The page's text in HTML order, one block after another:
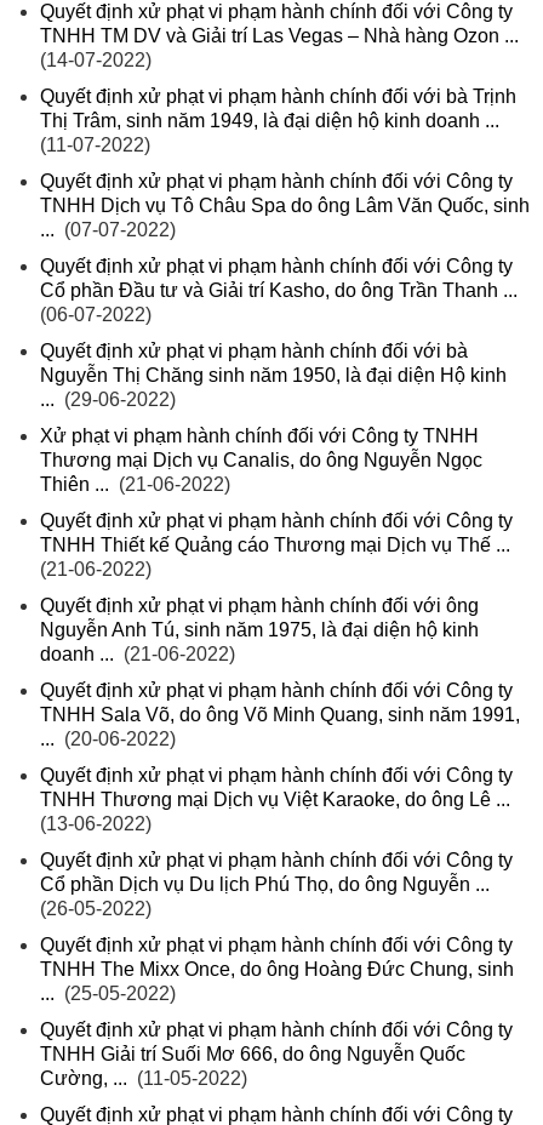
Quyết định xử phạt vi phạm hành chính đối với Công ty
TNHH TM DV và Giải trí Las Vegas – Nhà hàng Ozon ...
(14-07-2022)
Quyết định xử phạt vi phạm hành chính đối với bà Trịnh
Thị Trâm, sinh năm 1949, là đại diện hộ kinh doanh ...
(11-07-2022)
Quyết định xử phạt vi phạm hành chính đối với Công ty
TNHH Dịch vụ Tô Châu Spa do ông Lâm Văn Quốc, sinh
... (07-07-2022)
Quyết định xử phạt vi phạm hành chính đối với Công ty
Cổ phần Đầu tư và Giải trí Kasho, do ông Trần Thanh ...
(06-07-2022)
Quyết định xử phạt vi phạm hành chính đối với bà
Nguyễn Thị Chăng sinh năm 1950, là đại diện Hộ kinh
... (29-06-2022)
Xử phạt vi phạm hành chính đối với Công ty TNHH
Thương mại Dịch vụ Canalis, do ông Nguyễn Ngọc
Thiên ... (21-06-2022)
Quyết định xử phạt vi phạm hành chính đối với Công ty
TNHH Thiết kế Quảng cáo Thương mại Dịch vụ Thế ...
(21-06-2022)
Quyết định xử phạt vi phạm hành chính đối với ông
Nguyễn Anh Tú, sinh năm 1975, là đại diện hộ kinh
doanh ... (21-06-2022)
Quyết định xử phạt vi phạm hành chính đối với Công ty
TNHH Sala Võ, do ông Võ Minh Quang, sinh năm 1991,
... (20-06-2022)
Quyết định xử phạt vi phạm hành chính đối với Công ty
TNHH Thương mại Dịch vụ Việt Karaoke, do ông Lê ...
(13-06-2022)
Quyết định xử phạt vi phạm hành chính đối với Công ty
Cổ phần Dịch vụ Du lịch Phú Thọ, do ông Nguyễn ...
(26-05-2022)
Quyết định xử phạt vi phạm hành chính đối với Công ty
TNHH The Mixx Once, do ông Hoàng Đức Chung, sinh
... (25-05-2022)
Quyết định xử phạt vi phạm hành chính đối với Công ty
TNHH Giải trí Suối Mơ 666, do ông Nguyễn Quốc
Cường, ... (11-05-2022)
Quyết định xử phạt vi phạm hành chính đối với Công ty